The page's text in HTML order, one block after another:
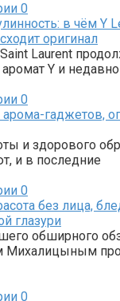
0
в чём Y
оригинал
Laurent
Y и
0
арома-гаджетов,
и здорового
и в последние
0
без лица,
глазури
обширного
Михалицыным
0